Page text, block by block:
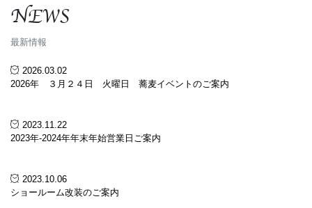
NEWS
最新情報
2026.03.02
2026年 ３月２４日 火曜日 蕎麦イベントのご案内
2023.11.22
2023年-2024年年末年始営業日ご案内
2023.10.06
ショールーム改装のご案内